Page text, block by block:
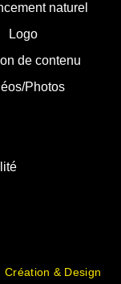
naturel
Logo
de contenu
Photos
& Design